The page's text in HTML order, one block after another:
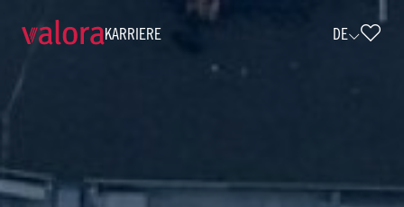
KARRIERE DE